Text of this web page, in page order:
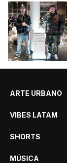
ARTE URBANO
VIBES LATAM
SHORTS
MÚSICA